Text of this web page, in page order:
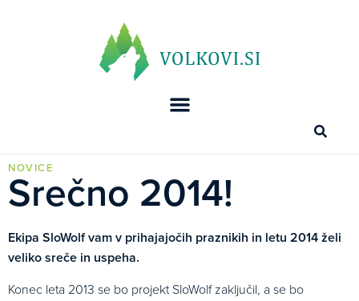
NOVICE
Srečno 2014!
Ekipa SloWolf vam v prihajajočih praznikih in letu 2014 želi
veliko sreče in uspeha.
Konec leta 2013 se bo projekt SloWolf zaključil, a se bo